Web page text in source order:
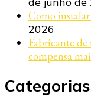
Como
2026
Fabricante
compensa
Categorias